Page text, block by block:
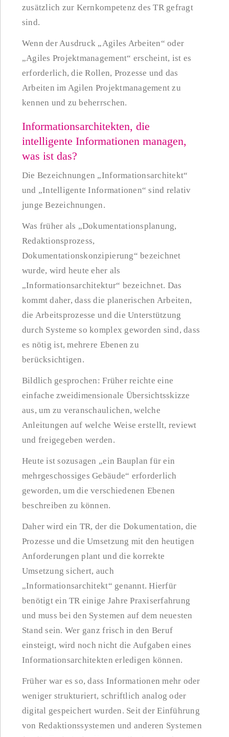
zusätzlich zur Kernkompetenz des TR gefragt
sind.
Wenn der Ausdruck „Agiles Arbeiten“ oder
„Agiles Projektmanagement“ erscheint, ist es
erforderlich, die Rollen, Prozesse und das
Arbeiten im Agilen Projektmanagement zu
kennen und zu beherrschen.
Informationsarchitekten, die
intelligente Informationen managen,
was ist das?
Die Bezeichnungen „Informationsarchitekt“
und „Intelligente Informationen“ sind relativ
junge Bezeichnungen.
Was früher als „Dokumentationsplanung,
Redaktionsprozess,
Dokumentationskonzipierung“ bezeichnet
wurde, wird heute eher als
„Informationsarchitektur“ bezeichnet. Das
kommt daher, dass die planerischen Arbeiten,
die Arbeitsprozesse und die Unterstützung
durch Systeme so komplex geworden sind, dass
es nötig ist, mehrere Ebenen zu
berücksichtigen.
Bildlich gesprochen: Früher reichte eine
einfache zweidimensionale Übersichtsskizze
aus, um zu veranschaulichen, welche
Anleitungen auf welche Weise erstellt, reviewt
und freigegeben werden.
Heute ist sozusagen „ein Bauplan für ein
mehrgeschossiges Gebäude“ erforderlich
geworden, um die verschiedenen Ebenen
beschreiben zu können.
Daher wird ein TR, der die Dokumentation, die
Prozesse und die Umsetzung mit den heutigen
Anforderungen plant und die korrekte
Umsetzung sichert, auch
„Informationsarchitekt“ genannt. Hierfür
benötigt ein TR einige Jahre Praxiserfahrung
und muss bei den Systemen auf dem neuesten
Stand sein. Wer ganz frisch in den Beruf
einsteigt, wird noch nicht die Aufgaben eines
Informationsarchitekten erledigen können.
Früher war es so, dass Informationen mehr oder
weniger strukturiert, schriftlich analog oder
digital gespeichert wurden. Seit der Einführung
von Redaktionssystemen und anderen Systemen